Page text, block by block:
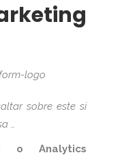
sobre este si
…
o Analytics